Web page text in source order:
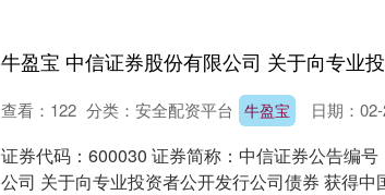
牛盈宝 日期：
查看： 122 分类： 安全配资平台
证券代码：600030 证券简称：中信证券公告编
公司 关于向专业投资者公开发行公司债券 获得中